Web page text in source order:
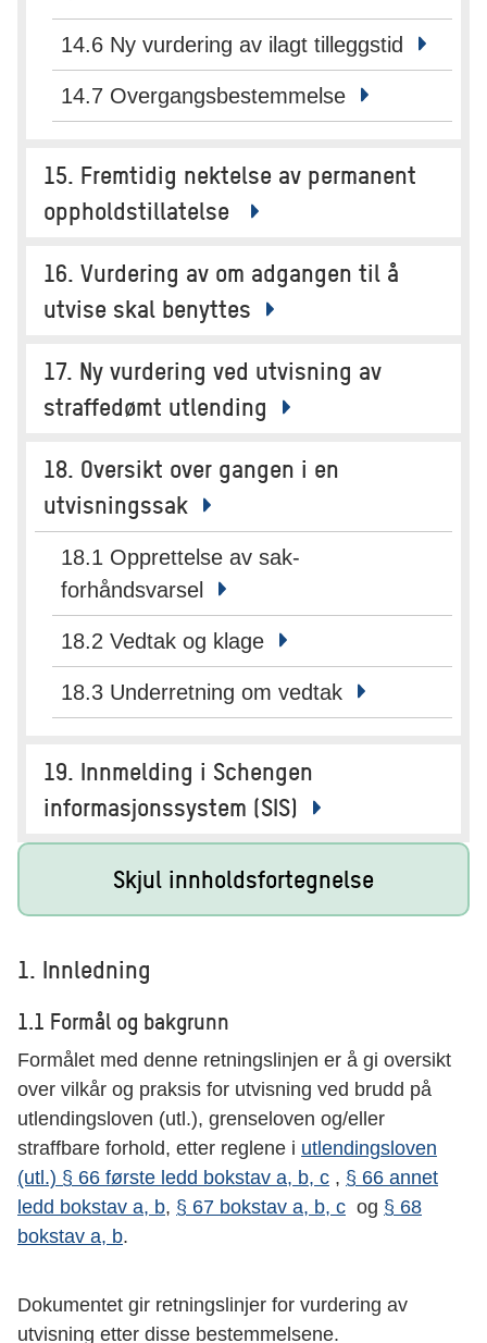
14.6 Ny vurdering av ilagt tilleggstid
14.7 Overgangsbestemmelse
15. Fremtidig nektelse av permanent
oppholdstillatelse
16. Vurdering av om adgangen til å
utvise skal benyttes
17. Ny vurdering ved utvisning av
straffedømt utlending
18. Oversikt over gangen i en
utvisningssak
18.1 Opprettelse av sak-
forhåndsvarsel
18.2 Vedtak og klage
18.3 Underretning om vedtak
19. Innmelding i Schengen
informasjonssystem (SIS)
Skjul innholdsfortegnelse
1. Innledning
1.1 Formål og bakgrunn
Formålet med denne retningslinjen er å gi oversikt
over vilkår og praksis for utvisning ved brudd på
utlendingsloven (utl.), grenseloven og/eller
straffbare forhold, etter reglene i utlendingsloven
(utl.) § 66 første ledd bokstav a, b, c , § 66 annet
ledd bokstav a, b, § 67 bokstav a, b, c og § 68
bokstav a, b.
Dokumentet gir retningslinjer for vurdering av
utvisning etter disse bestemmelsene.